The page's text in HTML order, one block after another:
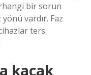
bir sorun
vardır. Faz
ters
kaçak